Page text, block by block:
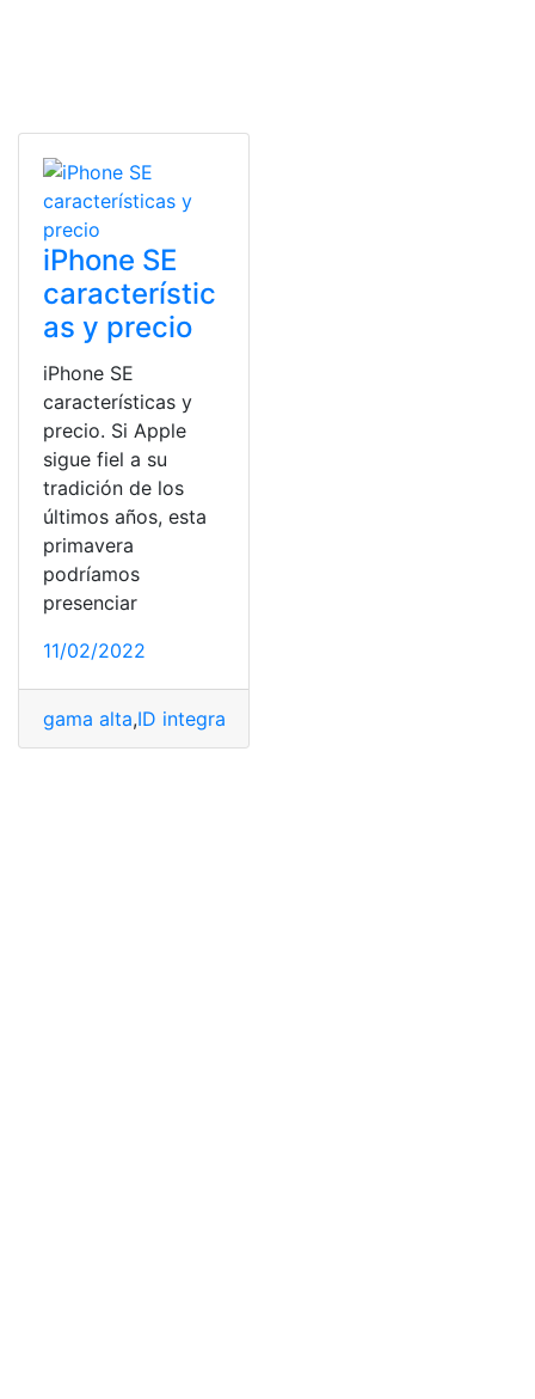
iPhone SE
característic
as y precio
iPhone SE
características y
precio. Si Apple
sigue fiel a su
tradición de los
últimos años, esta
primavera
podríamos
presenciar
11/02/2022
gama alta,ID integrado